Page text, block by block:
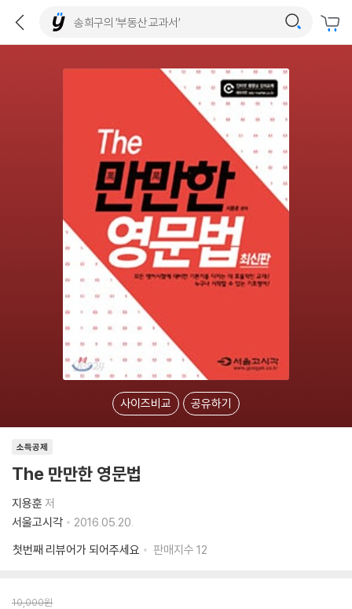
사이즈비교 공유하기
소득공제
The 만만한 영문법
지용훈 저
서울고시각
2016.05.20.
첫번째 리뷰어가 되어주세요
판매지수 12
10,000원